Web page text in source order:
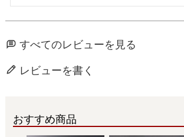
すべてのレビューを見る
レビューを書く
おすすめ商品